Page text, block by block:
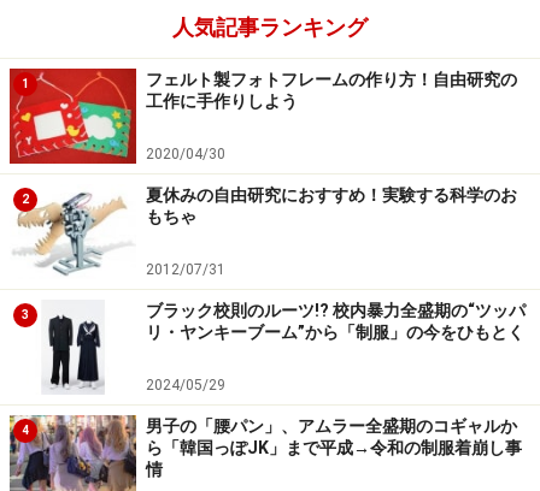
ルールとは何か？ 校則廃止、服装自由… 生
徒たちの実践
4月なのに夏日になったある日、学校帰りの中学生たち
が、学ランのホックとシャツの第一ボタンだけを留め、
前を全開にして歩いていました。
学校で暑いと訴えたところ、先生に「学校の決まりで上
着は脱いではいけない」と言われ、校則では「ホックと
第一ボタンは必ず留める」と決まっている。さらに学校
の慣習で、制服の下に体育着やハーフパンツを着ていて
とても暑い。そこでルールを守りつつ、暑さ対策をした
とのことでした。
人気記事ランキング
1
フェルト製フォトフレームの作り方！自由研究の
工作に手作りしよう
2020/04/30
2
夏休みの自由研究におすすめ！実験する科学のお
もちゃ
2012/07/31
3
ブラック校則のルーツ!? 校内暴力全盛期の“ツッパ
リ・ヤンキーブーム”から「制服」の今をひもとく
2024/05/29
4
男子の「腰パン」、アムラー全盛期のコギャルか
ら「韓国っぽJK」まで平成→令和の制服着崩し事
情